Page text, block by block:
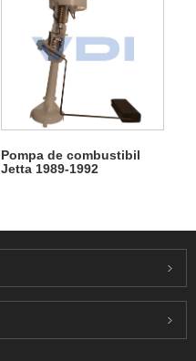
Pompa de combustibil
Jetta 1989-1992